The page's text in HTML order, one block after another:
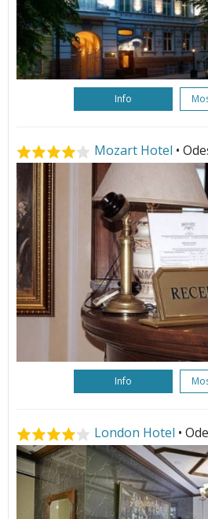
Info
Mozart Hotel •
Info
London Hotel •